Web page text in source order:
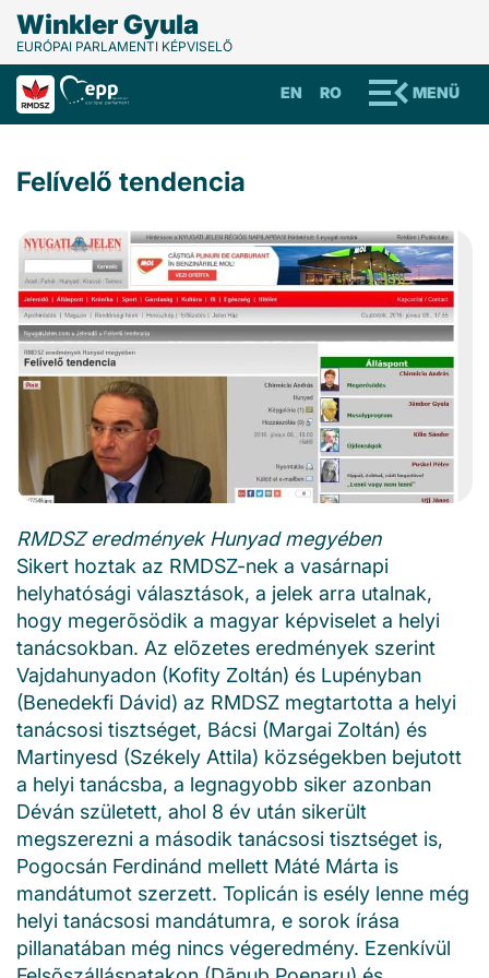
Winkler Gyula
EURÓPAI PARLAMENTI KÉPVISELŐ
MENÜ
RO
EN
Felívelő tendencia
RMDSZ eredmények Hunyad megyében
Sikert hoztak az RMDSZ-nek a vasárnapi
helyhatósági választások, a jelek arra utalnak,
hogy megerõsödik a magyar képviselet a helyi
tanácsokban. Az elõzetes eredmények szerint
Vajdahunyadon (Kofity Zoltán) és Lupényban
(Benedekfi Dávid) az RMDSZ megtartotta a helyi
tanácsosi tisztséget, Bácsi (Margai Zoltán) és
Martinyesd (Székely Attila) községekben bejutott
a helyi tanácsba, a legnagyobb siker azonban
Déván született, ahol 8 év után sikerült
megszerezni a második tanácsosi tisztséget is,
Pogocsán Ferdinánd mellett Máté Márta is
mandátumot szerzett. Toplicán is esély lenne még
helyi tanácsosi mandátumra, e sorok írása
pillanatában még nincs végeredmény. Ezenkívül